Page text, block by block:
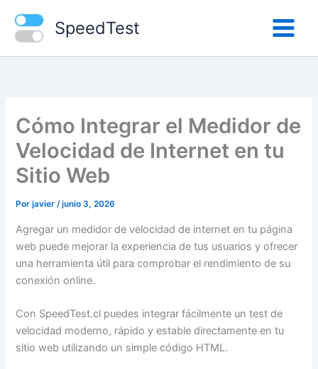
contenido
SpeedTest
Cómo Integrar el Medidor de
Velocidad de Internet en tu
Sitio Web
Porjavier/junio 3, 2026
Agregar un medidor de velocidad de internet en tu página
web puede mejorar la experiencia de tus usuarios y ofrecer
una herramienta útil para comprobar el rendimiento de su
conexión online.
Con SpeedTest.cl puedes integrar fácilmente un test de
velocidad moderno, rápido y estable directamente en tu
sitio web utilizando un simple código HTML.